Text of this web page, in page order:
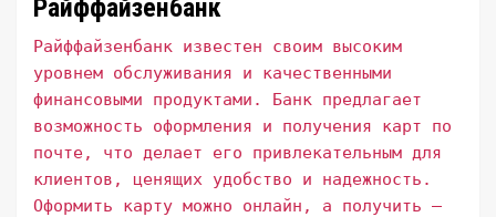
Райффайзенбанк
Райффайзенбанк известен своим высоким
уровнем обслуживания и качественными
финансовыми продуктами. Банк предлагает
возможность оформления и получения карт по
почте, что делает его привлекательным для
клиентов, ценящих удобство и надежность.
Оформить карту можно онлайн, а получить –